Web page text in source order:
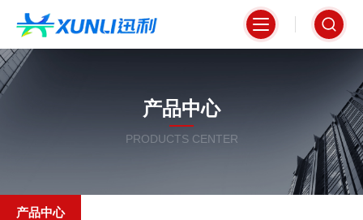
产品中心
PRODUCTS CENTER
产品中心